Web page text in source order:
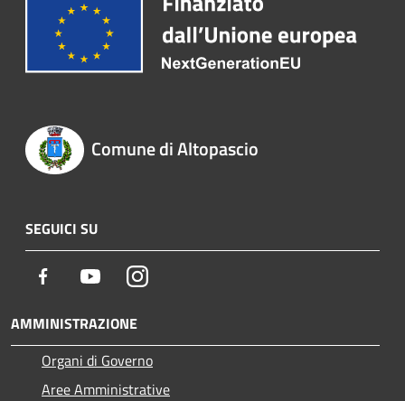
Comune di Altopascio
SEGUICI SU
Facebook YoutubeInstagram
AMMINISTRAZIONE
Organi di Governo
Aree Amministrative